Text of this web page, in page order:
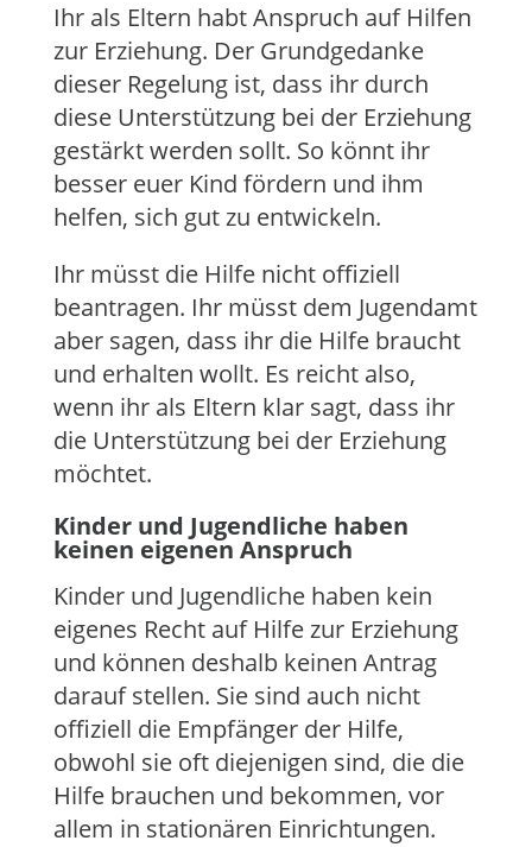
Ihr als Eltern habt Anspruch auf Hilfen
zur Erziehung. Der Grundgedanke
dieser Regelung ist, dass ihr durch
diese Unterstützung bei der Erziehung
gestärkt werden sollt. So könnt ihr
besser euer Kind fördern und ihm
helfen, sich gut zu entwickeln.
Ihr müsst die Hilfe nicht offiziell
beantragen. Ihr müsst dem Jugendamt
aber sagen, dass ihr die Hilfe braucht
und erhalten wollt. Es reicht also,
wenn ihr als Eltern klar sagt, dass ihr
die Unterstützung bei der Erziehung
möchtet.
Kinder und Jugendliche haben
keinen eigenen Anspruch
Kinder und Jugendliche haben kein
eigenes Recht auf Hilfe zur Erziehung
und können deshalb keinen Antrag
darauf stellen. Sie sind auch nicht
offiziell die Empfänger der Hilfe,
obwohl sie oft diejenigen sind, die die
Hilfe brauchen und bekommen, vor
allem in stationären Einrichtungen.